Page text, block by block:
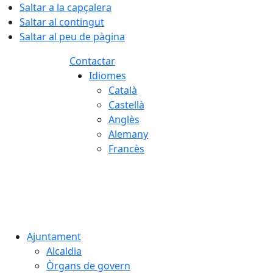
Saltar a la capçalera
Saltar al contingut
Saltar al peu de pàgina
Contactar
Idiomes
Català
Castellà
Anglès
Alemany
Francès
Ajuntament
Alcaldia
Òrgans de govern